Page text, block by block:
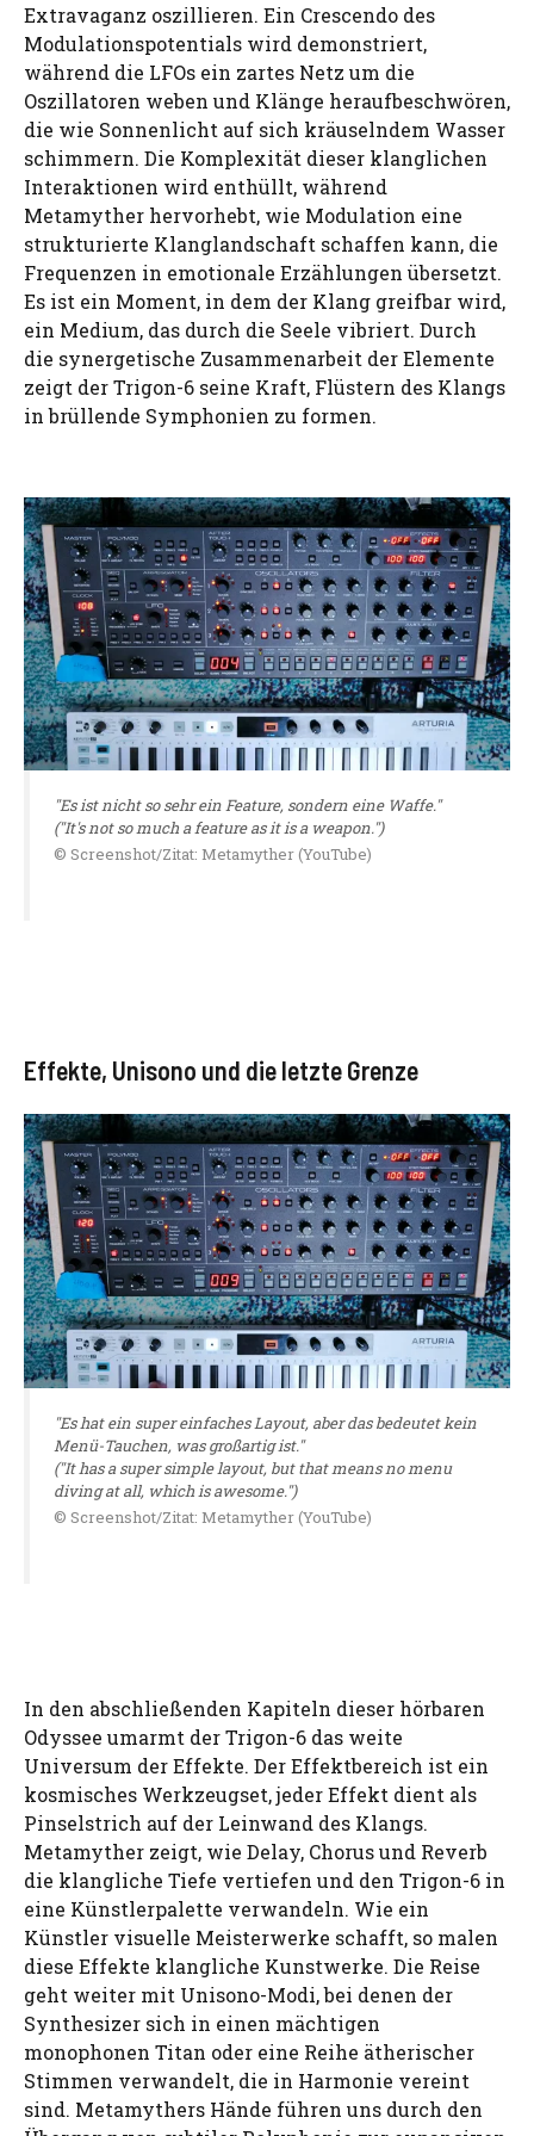
Extravaganz oszillieren. Ein Crescendo des
Modulationspotentials wird demonstriert,
während die LFOs ein zartes Netz um die
Oszillatoren weben und Klänge heraufbeschwören,
die wie Sonnenlicht auf sich kräuselndem Wasser
schimmern. Die Komplexität dieser klanglichen
Interaktionen wird enthüllt, während
Metamyther hervorhebt, wie Modulation eine
strukturierte Klanglandschaft schaffen kann, die
Frequenzen in emotionale Erzählungen übersetzt.
Es ist ein Moment, in dem der Klang greifbar wird,
ein Medium, das durch die Seele vibriert. Durch
die synergetische Zusammenarbeit der Elemente
zeigt der Trigon-6 seine Kraft, Flüstern des Klangs
in brüllende Symphonien zu formen.
"Es ist nicht so sehr ein Feature, sondern eine Waffe."
("It's not so much a feature as it is a weapon.")
© Screenshot/Zitat: Metamyther (YouTube)
Effekte, Unisono und die letzte Grenze
"Es hat ein super einfaches Layout, aber das bedeutet kein
Menü-Tauchen, was großartig ist."
("It has a super simple layout, but that means no menu
diving at all, which is awesome.")
© Screenshot/Zitat: Metamyther (YouTube)
In den abschließenden Kapiteln dieser hörbaren
Odyssee umarmt der Trigon-6 das weite
Universum der Effekte. Der Effektbereich ist ein
kosmisches Werkzeugset, jeder Effekt dient als
Pinselstrich auf der Leinwand des Klangs.
Metamyther zeigt, wie Delay, Chorus und Reverb
die klangliche Tiefe vertiefen und den Trigon-6 in
eine Künstlerpalette verwandeln. Wie ein
Künstler visuelle Meisterwerke schafft, so malen
diese Effekte klangliche Kunstwerke. Die Reise
geht weiter mit Unisono-Modi, bei denen der
Synthesizer sich in einen mächtigen
monophonen Titan oder eine Reihe ätherischer
Stimmen verwandelt, die in Harmonie vereint
sind. Metamythers Hände führen uns durch den